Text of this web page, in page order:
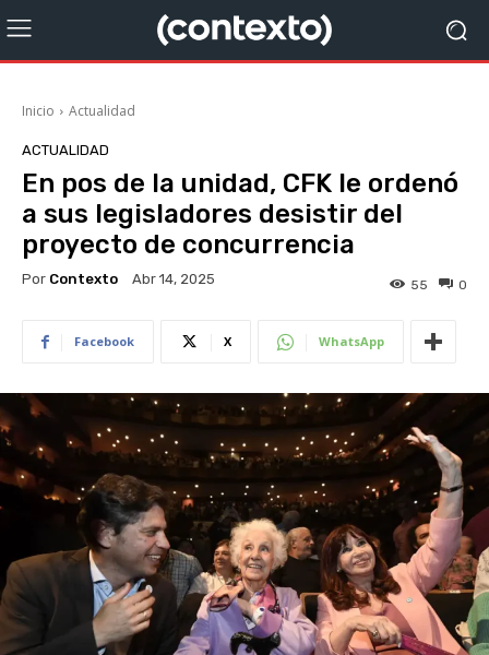
Inicio Actualidad
ACTUALIDAD
En pos de la unidad, CFK le ordenó
a sus legisladores desistir del
proyecto de concurrencia
Por Contexto Abr 14, 2025 0
55
Facebook X WhatsApp